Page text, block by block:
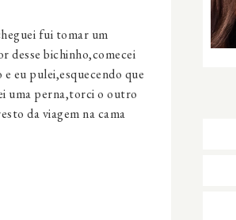
fui tomar um
desse bichinho,comecei
eu pulei,esquecendo que
uma perna,torci o outro
da viagem na cama